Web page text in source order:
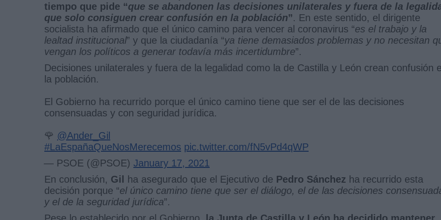
tiempo que pide “que se abandonen las decisiones unilaterales y fuera de la
que solo consiguen crear confusión en la población”. En este sentido, el dirigente
socialista ha afirmado que el único camino para vencer al coronavirus “es el trabajo y la
lealtad institucional” y que la ciudadanía “ya tiene demasiados problemas y no necesitan
vengan los políticos a generar todavía más incertidumbre”.
Decisiones unilaterales y fuera de la legalidad como la de Castilla y León crean confusión
la población.
El Gobierno ha recurrido porque el único camino tiene que ser el de las decisiones
consensuadas y con seguridad jurídica.
🌹 @Ander_Gil
#LaEspañaQueNosMerecemos pic.twitter.com/fN5vPd4qWP
— PSOE (@PSOE) January 17, 2021
En conclusión, Gil ha asegurado que el Ejecutivo de Pedro Sánchez ha recurrido esta
decisión porque “el único camino tiene que ser el diálogo, el de las decisiones
y el de la seguridad jurídica”.
Pese lo establecido por el Gobierno, la Junta de Castilla y León ha decidido mantener